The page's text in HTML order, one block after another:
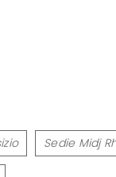
Sedie Midj